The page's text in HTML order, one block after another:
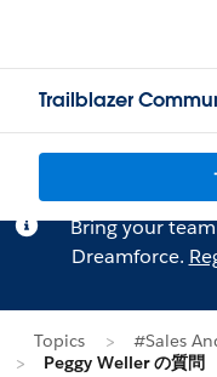
Trailblazer
Bring your
Dreamforce.
Topics
#Sales
Peggy Weller の質問